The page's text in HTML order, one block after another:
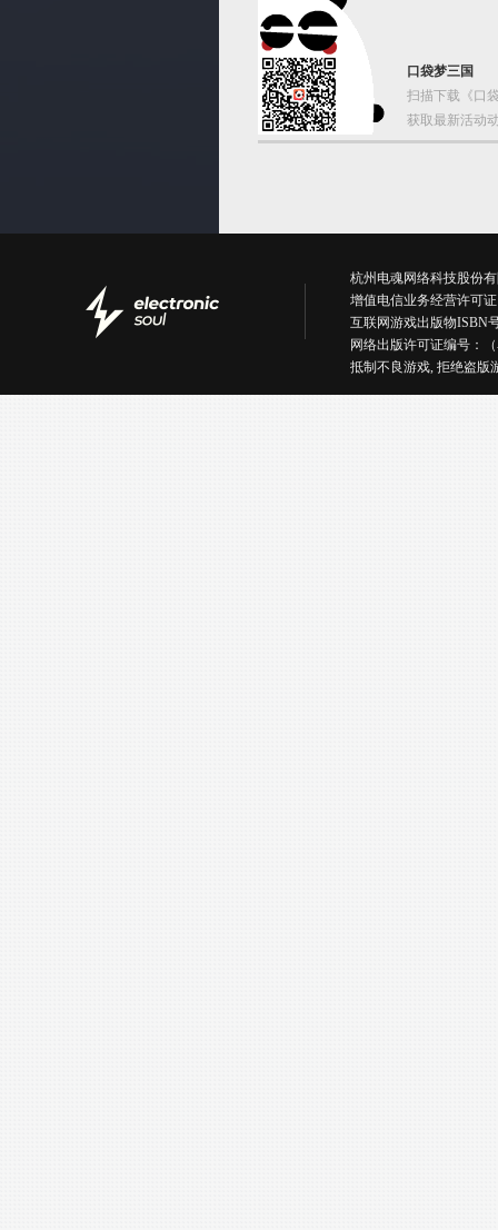
口袋梦三国
扫描下载《口
获取最新活动
杭州电魂网络科技股份有
增值电信业务经营许可
互联网游戏出版物ISBN
网络出版许可证编号：
抵制不良游戏, 拒绝盗版